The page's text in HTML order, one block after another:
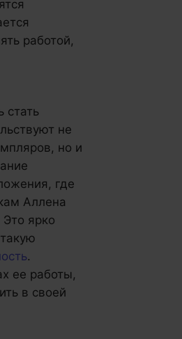
работой,
стать
не
но и
где
Аллена
ярко
.
ее работы,
в своей